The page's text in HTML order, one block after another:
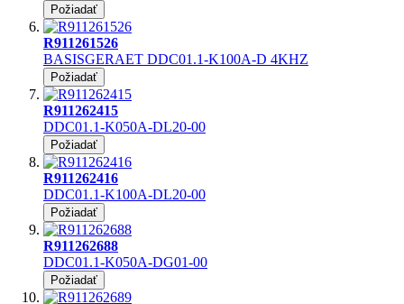
Požiadať
R911261526
BASISGERAET DDC01.1-K100A-D 4KHZ
Požiadať
R911262415
DDC01.1-K050A-DL20-00
Požiadať
R911262416
DDC01.1-K100A-DL20-00
Požiadať
R911262688
DDC01.1-K050A-DG01-00
Požiadať